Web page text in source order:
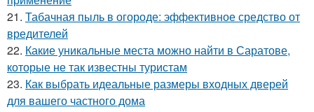
21. Табачная пыль в огороде: эффективное средство от
вредителей
22. Какие уникальные места можно найти в Саратове,
которые не так известны туристам
23. Как выбрать идеальные размеры входных дверей
для вашего частного дома